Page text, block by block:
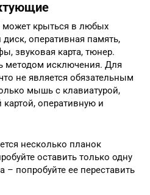
может крыться в любых
оперативная память,
звуковая карта, тюнер.
методом исключения. Для
не является обязательным
мышь с клавиатурой,
оперативную и
несколько планок
оставить только одну
– попробуйте ее переставить